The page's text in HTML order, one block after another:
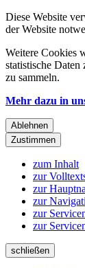
Diese Website
der Website
Weitere Cookies
statistische
zu sammeln.
Mehr dazu in
Ablehnen
Zustimmen
zum Inhalt
zur
zur
zur
zur
zur
schließen